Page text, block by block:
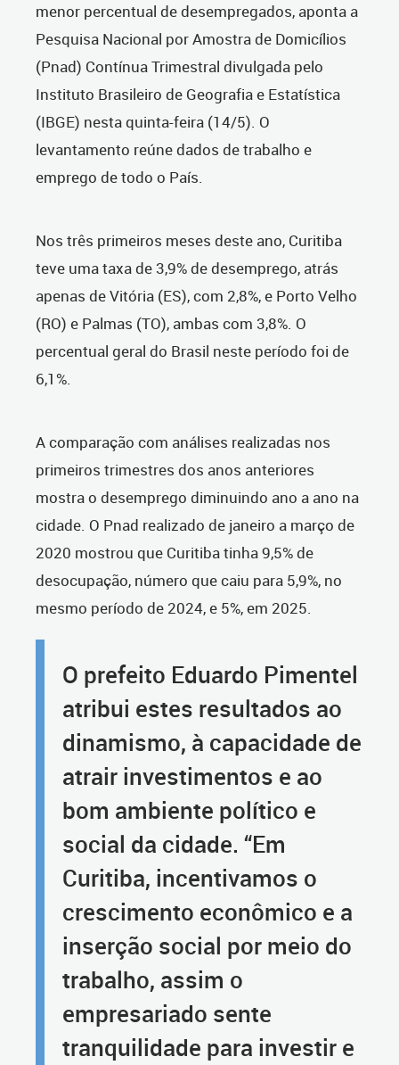
menor percentual de desempregados, aponta a
Pesquisa Nacional por Amostra de Domicílios
(Pnad) Contínua Trimestral divulgada pelo
Instituto Brasileiro de Geografia e Estatística
(IBGE) nesta quinta-feira (14/5). O
levantamento reúne dados de trabalho e
emprego de todo o País.
Nos três primeiros meses deste ano, Curitiba
teve uma taxa de 3,9% de desemprego, atrás
apenas de Vitória (ES), com 2,8%, e Porto Velho
(RO) e Palmas (TO), ambas com 3,8%. O
percentual geral do Brasil neste período foi de
6,1%.
A comparação com análises realizadas nos
primeiros trimestres dos anos anteriores
mostra o desemprego diminuindo ano a ano na
cidade. O Pnad realizado de janeiro a março de
2020 mostrou que Curitiba tinha 9,5% de
desocupação, número que caiu para 5,9%, no
mesmo período de 2024, e 5%, em 2025.
O prefeito Eduardo Pimentel
atribui estes resultados ao
dinamismo, à capacidade de
atrair investimentos e ao
bom ambiente político e
social da cidade. “Em
Curitiba, incentivamos o
crescimento econômico e a
inserção social por meio do
trabalho, assim o
empresariado sente
tranquilidade para investir e